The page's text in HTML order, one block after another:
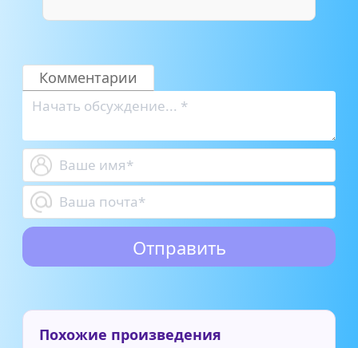
Комментарии
Похожие произведения